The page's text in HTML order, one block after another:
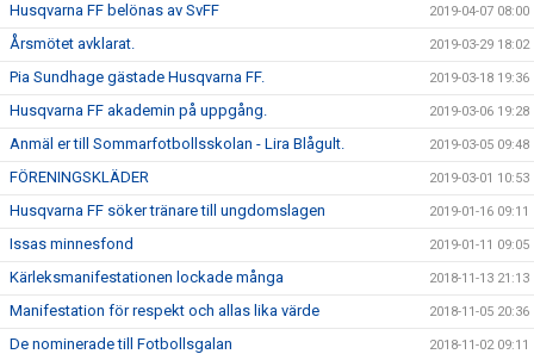
Husqvarna FF belönas av SvFF 2019-04-07 08:00
Årsmötet avklarat. 2019-03-29 18:02
Pia Sundhage gästade Husqvarna FF. 2019-03-18 19:36
Husqvarna FF akademin på uppgång. 2019-03-06 19:28
Anmäl er till Sommarfotbollsskolan - Lira Blågult. 2019-03-05 09:48
FÖRENINGSKLÄDER 2019-03-01 10:53
Husqvarna FF söker tränare till ungdomslagen 2019-01-16 09:11
Issas minnesfond 2019-01-11 09:05
Kärleksmanifestationen lockade många 2018-11-13 21:13
Manifestation för respekt och allas lika värde 2018-11-05 20:36
De nominerade till Fotbollsgalan 2018-11-02 09:11